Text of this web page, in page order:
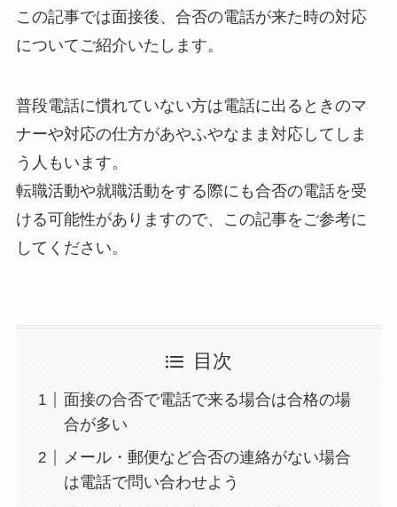
この記事では面接後、合否の電話が来た時の対応
についてご紹介いたします。
普段電話に慣れていない方は電話に出るときのマ
ナーや対応の仕方があやふやなまま対応してしま
う人もいます。
転職活動や就職活動をする際にも合否の電話を受
ける可能性がありますので、この記事をご参考に
してください。
目次
面接の合否で電話で来る場合は合格の場
合が多い
メール・郵便など合否の連絡がない場合
は電話で問い合わせよう